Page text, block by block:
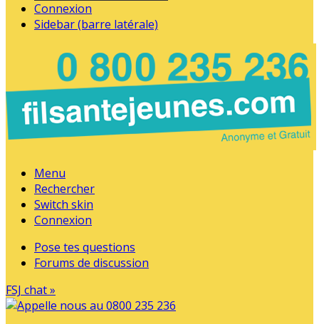
Connexion
Sidebar (barre latérale)
Menu
Rechercher
Switch skin
Connexion
Pose tes questions
Forums de discussion
FSJ chat »